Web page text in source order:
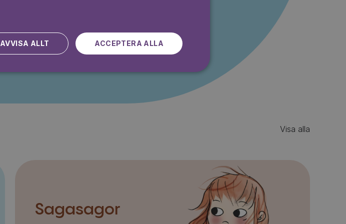
Visa alla
Sagasagor
ACCEPTERA ALLA
AVVISA ALLT